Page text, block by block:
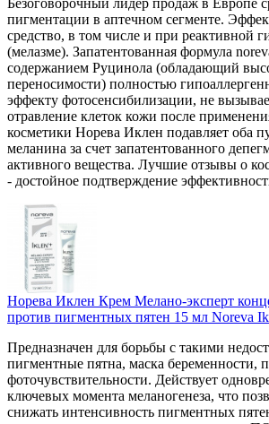
пигментации в аптечном сегменте.
средство, в том числе и при реактивной
(мелазме). Запатентованная формула
содержанием Руцинола (обладающий
переносимости) полностью
эффекту фотосенсибилизации, не
отравление клеток кожи после
косметики Норева Иклен подавляет оба
меланина за счет запатентованного
активного вещества. Лучшие отзывы о
- достойное подтверждение
Норева Иклен Крем Мелано-эксперт
против пигментных пятен 15 мл Noreva
Предназначен для борьбы с такими
пигментные пятна, маска беременности,
фоточувствительности. Действует
ключевых момента меланогенеза, что
снижать интенсивность пигментных